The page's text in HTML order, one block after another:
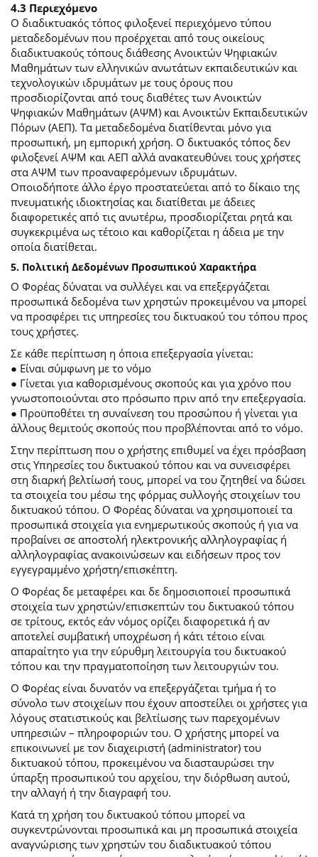
4.3 Περιεχόμενο
O διαδικτυακός τόπος φιλοξενεί περιεχόμενο τύπου
μεταδεδομένων που προέρχεται από τους οικείους
διαδικτυακούς τόπους διάθεσης Ανοικτών Ψηφιακών
Μαθημάτων των ελληνικών ανωτάτων εκπαιδευτικών και
τεχνολογικών ιδρυμάτων με τους όρους που
προσδιορίζονται από τους διαθέτες των Ανοικτών
Ψηφιακών Μαθημάτων (ΑΨΜ) και Ανοικτών Εκπαιδευτικών
Πόρων (ΑΕΠ). Τα μεταδεδομένα διατίθενται μόνο για
προσωπική, μη εμπορική χρήση. Ο δικτυακός τόπος δεν
φιλοξενεί ΑΨΜ και ΑΕΠ αλλά ανακατευθύνει τους χρήστες
στα ΑΨΜ των προαναφερόμενων ιδρυμάτων.
Οποιοδήποτε άλλο έργο προστατεύεται από το δίκαιο της
πνευματικής ιδιοκτησίας και διατίθεται με άδειες
διαφορετικές από τις ανωτέρω, προσδιορίζεται ρητά και
συγκεκριμένα ως τέτοιο και καθορίζεται η άδεια με την
οποία διατίθεται.
5. Πολιτική Δεδομένων Προσωπικού Χαρακτήρα
Ο Φορέας δύναται να συλλέγει και να επεξεργάζεται
προσωπικά δεδομένα των χρηστών προκειμένου να μπορεί
να προσφέρει τις υπηρεσίες του δικτυακού του τόπου προς
τους χρήστες.
Σε κάθε περίπτωση η όποια επεξεργασία γίνεται:
● Είναι σύμφωνη με το νόμο
● Γίνεται για καθορισμένους σκοπούς και για χρόνο που
γνωστοποιούνται στο πρόσωπο πριν από την επεξεργασία.
● Προϋποθέτει τη συναίνεση του προσώπου ή γίνεται για
άλλους θεμιτούς σκοπούς που προβλέπονται από το νόμο.
Στην περίπτωση που ο χρήστης επιθυμεί να έχει πρόσβαση
στις Υπηρεσίες του δικτυακού τόπου και να συνεισφέρει
στη διαρκή βελτίωσή τους, μπορεί να του ζητηθεί να δώσει
τα στοιχεία του μέσω της φόρμας συλλογής στοιχείων του
δικτυακού τόπου. Ο Φορέας δύναται να χρησιμοποιεί τα
προσωπικά στοιχεία για ενημερωτικούς σκοπούς ή για να
προβαίνει σε αποστολή ηλεκτρονικής αλληλογραφίας ή
αλληλογραφίας ανακοινώσεων και ειδήσεων προς τον
εγγεγραμμένο χρήστη/επισκέπτη.
Ο Φορέας δε μεταφέρει και δε δημοσιοποιεί προσωπικά
στοιχεία των χρηστών/επισκεπτών του δικτυακού τόπου
σε τρίτους, εκτός εάν νόμος ορίζει διαφορετικά ή αν
αποτελεί συμβατική υποχρέωση ή κάτι τέτοιο είναι
απαραίτητο για την εύρυθμη λειτουργία του δικτυακού
τόπου και την πραγματοποίηση των λειτουργιών του.
Ο Φορέας είναι δυνατόν να επεξεργάζεται τμήμα ή το
σύνολο των στοιχείων που έχουν αποστείλει οι χρήστες για
λόγους στατιστικούς και βελτίωσης των παρεχομένων
υπηρεσιών – πληροφοριών του. Ο χρήστης μπορεί να
επικοινωνεί με τον διαχειριστή (administrator) του
δικτυακού τόπου, προκειμένου να διασταυρώσει την
ύπαρξη προσωπικού του αρχείου, την διόρθωση αυτού,
την αλλαγή ή την διαγραφή του.
Κατά τη χρήση του δικτυακού τόπου μπορεί να
συγκεντρώνονται προσωπικά και μη προσωπικά στοιχεία
αναγνώρισης των χρηστών του διαδικτυακού τόπου